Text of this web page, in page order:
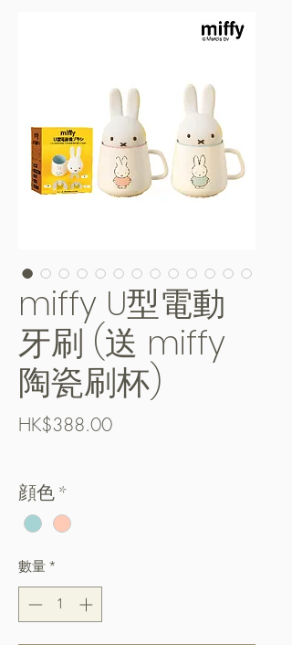
miffy U型電動
牙刷 (送 miffy
陶瓷刷杯)
HK$388.00價
顔色 *
數量 *